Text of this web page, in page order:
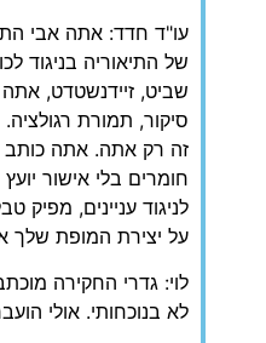
עו"ד חדד: אתה אבי
של התיאוריה בניגוד
שביט, זיידנשטדט,
סיקור, תמורת רגולציה.
זה רק אתה. אתה כותב
חומרים בלי אישור
לניגוד עניינים, מפיק
על יצירת המופת שלך
לוי: גדרי החקירה
לא בנוכחותי. אולי